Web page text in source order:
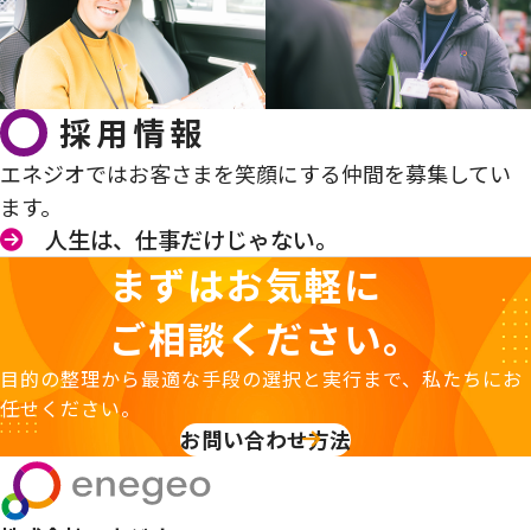
採用情報
エネジオではお客さまを笑顔にする仲間を募集してい
ます。
人生は、仕事だけじゃない。
まずはお気軽に
ご相談ください。
目的の整理から最適な手段の選択と実行まで、私たちにお
任せください。
お問い合わせ方法